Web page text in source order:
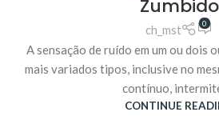
Zumbido
ch_mst 0
A sensação de ruído em um ou dois
mais variados tipos, inclusive no
contínuo,
CONTINUE